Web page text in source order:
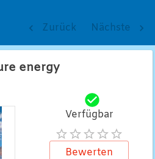
Zurück Nächste
energy
Verfügbar
Bewerten